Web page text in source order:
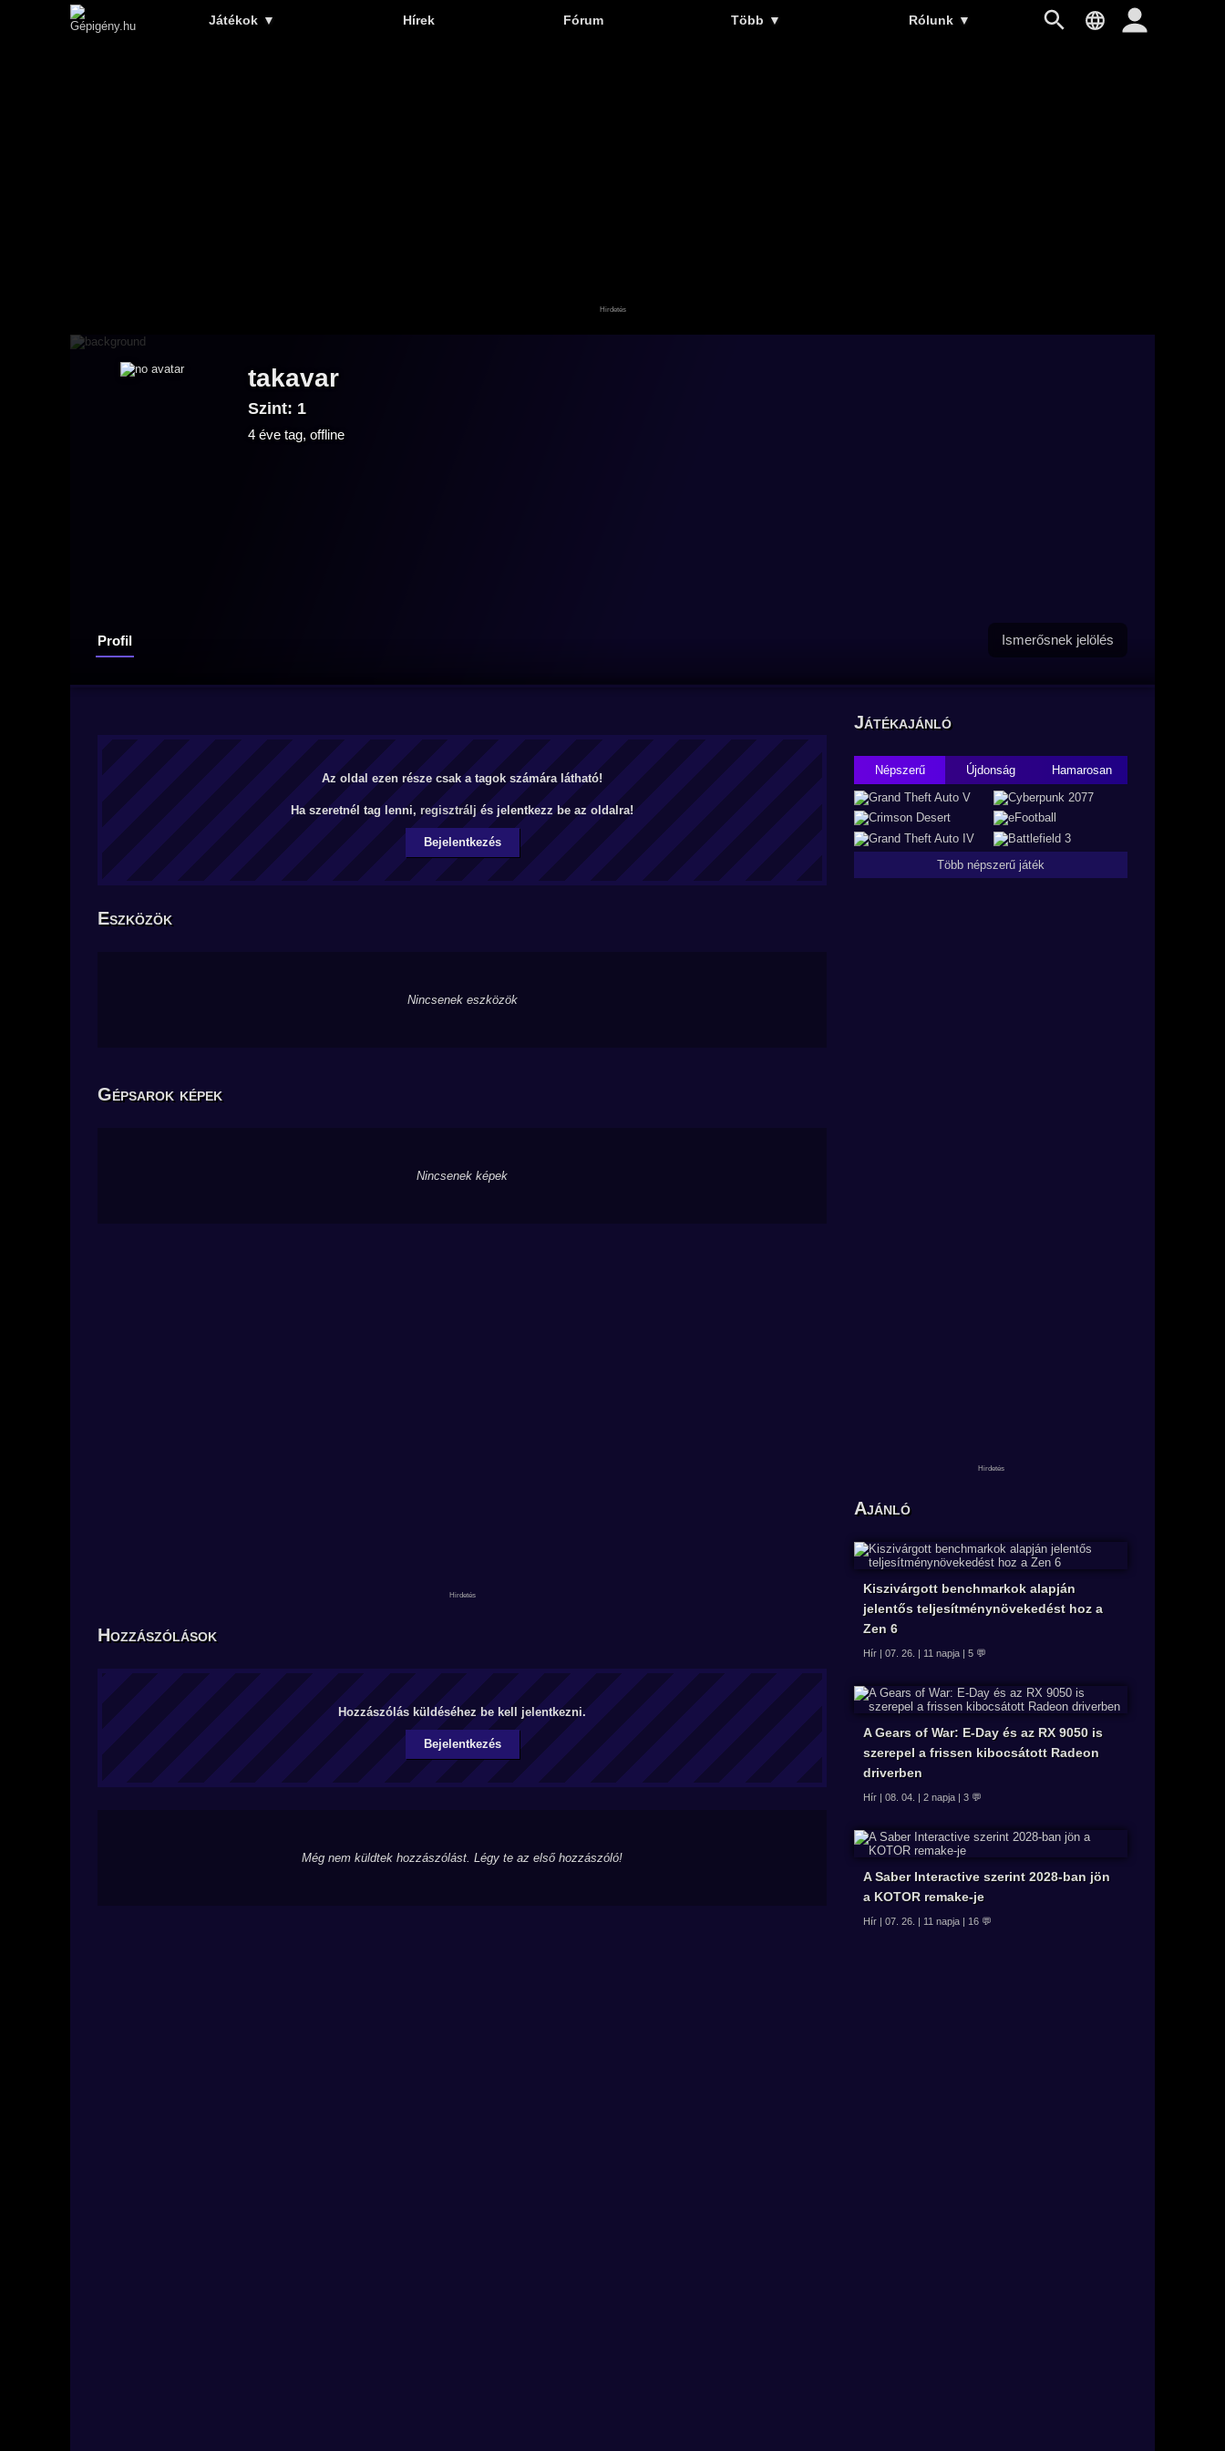
Játékok ▼ Hírek Fórum Több ▼ Rólunk ▼
takavar
Szint: 1
4 éve tag, offline
Profil Ismerősnek jelölés
Az oldal ezen része csak a tagok számára látható!
Ha szeretnél tag lenni, regisztrálj és jelentkezz be az oldalra!
Bejelentkezés
Eszközök
Nincsenek eszközök
Gépsarok képek
Nincsenek képek
Hozzászólások
Hozzászólás küldéséhez be kell jelentkezni.
Bejelentkezés
Még nem küldtek hozzászólást. Légy te az első hozzászóló!
Játékajánló
Népszerű Újdonság Hamarosan
Több népszerű játék
Ajánló
Kiszivárgott benchmarkok alapján
jelentős teljesítménynövekedést hoz a
Zen 6
Hír | 07. 26. | 11 napja | 5 💬
A Gears of War: E-Day és az RX 9050 is
szerepel a frissen kibocsátott Radeon
driverben
Hír | 08. 04. | 2 napja | 3 💬
A Saber Interactive szerint 2028-ban jön
a KOTOR remake-je
Hír | 07. 26. | 11 napja | 16 💬